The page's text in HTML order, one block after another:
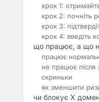
крок 1:
крок 2: почніть
крок 3:
крок 4: введіть
що працює, а що
працює
не працює після
скриньки
як зменшити
чи блокує X